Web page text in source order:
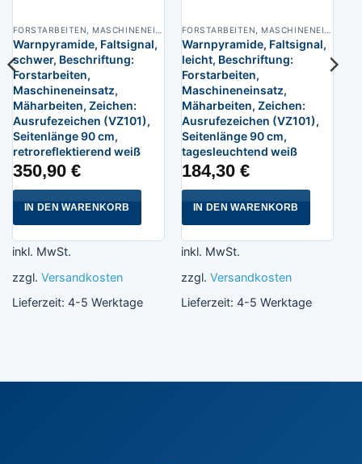
Warnpyramide, Faltsignal,
schwer, Beschriftung:
Forstarbeiten,
Maschineneinsatz,
Mäharbeiten, Zeichen:
Ausrufezeichen (VZ101),
Seitenlänge 90 cm,
retroreflektierend weiß
350,90 €
IN DEN WARENKORB
inkl. MwSt.
zzgl. Versandkosten
Lieferzeit: 4-5 Werktage
Warnpyramide, Faltsignal,
leicht, Beschriftung:
Forstarbeiten,
Maschineneinsatz,
Mäharbeiten, Zeichen:
Ausrufezeichen (VZ101),
Seitenlänge 90 cm,
tagesleuchtend weiß
184,30 €
IN DEN WARENKORB
inkl. MwSt.
zzgl. Versandkosten
Lieferzeit: 4-5 Werktage